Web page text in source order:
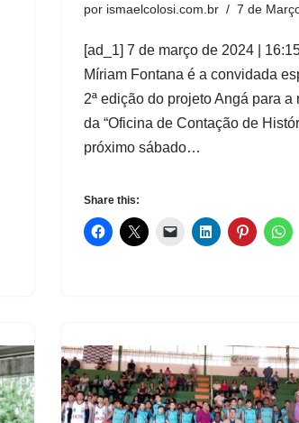
por ismaelcolosi.com.br 7 de
[ad_1] 7 de março de 2024 |
Míriam Fontana é a convidada
2ª edição do projeto Angá para a
da “Oficina de Contação de
próximo sábado…
Share this: